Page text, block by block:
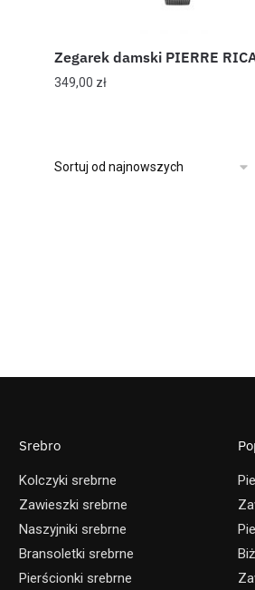
Zegarek damski PIERRE
349,00 zł
Srebro
Kolczyki srebrne
Zawieszki srebrne
Naszyjniki srebrne
Bransoletki srebrne
Pierścionki srebrne